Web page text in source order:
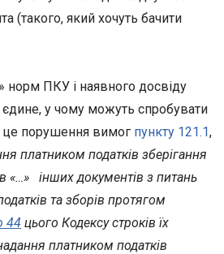
(такого, який хочуть бачити
норм ПКУ і наявного досвіду
у чому можуть спробувати
порушення вимог пункту 121.1,
платником податків зберігання
«…» інших документів з питань
та зборів протягом
44 цього Кодексу строків їх
платником податків